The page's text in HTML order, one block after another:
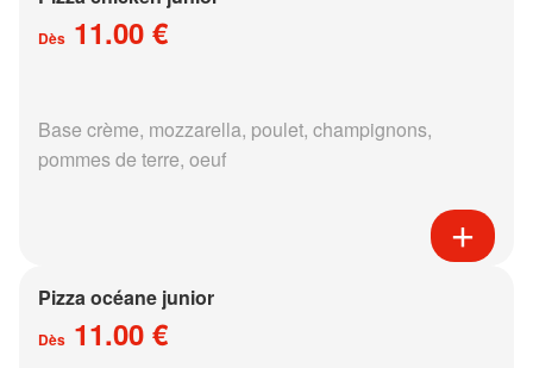
Dès 11.00 €
Base crème, mozzarella, poulet, champignons,
pommes de terre, oeuf
Pizza océane junior
Dès 11.00 €